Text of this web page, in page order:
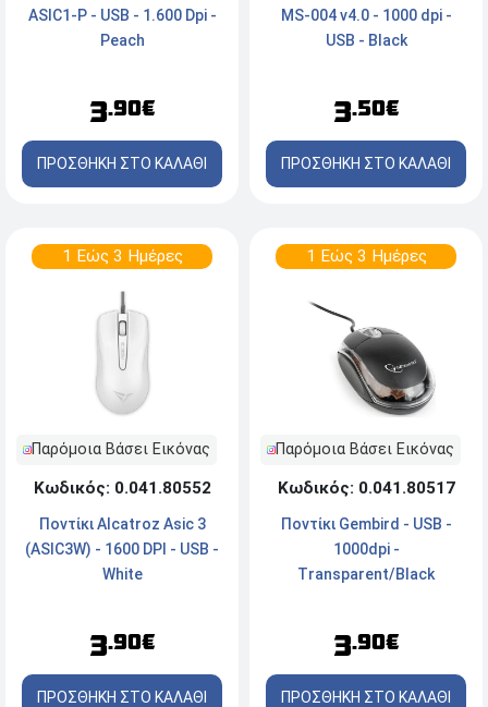
ASIC1-P - USB - 1.600 Dpi -
Peach
3.90€
ΠΡΟΣΘΗΚΗ ΣΤΟ ΚΑΛΑΘΙ
MS-004 v4.0 - 1000 dpi -
USB - Black
3.50€
ΠΡΟΣΘΗΚΗ ΣΤΟ ΚΑΛΑΘΙ
1 Εώς 3 Ημέρες
Παρόμοια Βάσει Εικόνας
Κωδικός: 0.041.80552
Ποντίκι Alcatroz Asic 3
(ASIC3W) - 1600 DPI - USB -
White
3.90€
ΠΡΟΣΘΗΚΗ ΣΤΟ ΚΑΛΑΘΙ
1 Εώς 3 Ημέρες
Παρόμοια Βάσει Εικόνας
Κωδικός: 0.041.80517
Ποντίκι Gembird - USB -
1000dpi -
Transparent/Black
3.90€
ΠΡΟΣΘΗΚΗ ΣΤΟ ΚΑΛΑΘΙ